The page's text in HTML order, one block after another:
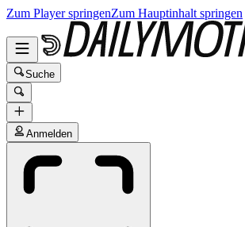
Zum Player springenZum Hauptinhalt springen
Suche
Anmelden